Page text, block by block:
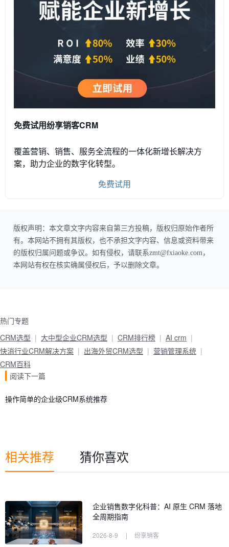
免费试用纷享销客CRM
覆盖营销、销售、服务全流程的一体化新增长解决方
案，助力企业的数字化转型。
免费试用
版权声明：本文章文字内容来自第三方投稿，版权归原始作者所
有。本网站不拥有其版权，也不承担文字内容、信息或资料带来
的版权归属问题或争议。如有侵权，请联系zmt@fxiaoke.com，
本网站有权在核实确属侵权后，予以删除文章。
热门专题
CRM选型
大中型企业CRM选型 CRM排行榜
AI crm
快消行业CRM解决方案
出海外贸CRM选型
营销管理系统
CRM百科
阅读下一篇
操作简单的企业级CRM系统推荐
相关推荐 猜你喜欢
企业销售数字化科普：AI 原生 CRM 落地
全周期指南
2026-8-9 | 纷享销客